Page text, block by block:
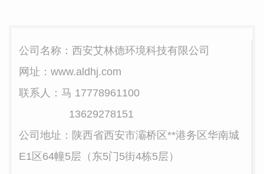
公司名称：西安艾林德环境科技有限公司
网址：www.aldhj.com
联系人：马 17778961100
13629278151
公司地址：陕西省西安市灞桥区**港务区华南城
E1区64幢5层（东5门5街4栋5层）